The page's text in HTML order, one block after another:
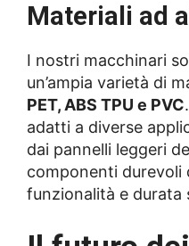
Materiali ad
I nostri macchinari
un’ampia varietà di
PET, ABS TPU e PVC
adatti a diverse
dai pannelli leggeri
componenti durevoli
funzionalità e durata